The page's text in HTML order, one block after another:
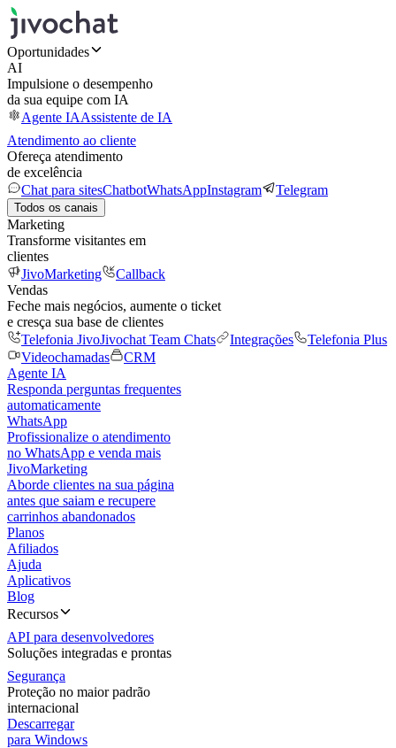
Oportunidades
AI
Impulsione o desempenho
da sua equipe com IA
Agente IAAssistente de IA
Atendimento ao cliente
Ofereça atendimento
de excelência
Chat para sitesChatbotWhatsAppInstagram Telegram
Todos os canais
Marketing
Transforme visitantes em
clientes
JivoMarketing
Callback
Vendas
Feche mais negócios, aumente o ticket
e cresça sua base de clientes
Telefonia JivoJivochat Team Chats Integrações
Telefonia Plus
Videochamadas
CRM
Agente IA
Responda perguntas frequentes
automaticamente
WhatsApp
Profissionalize o atendimento
no WhatsApp e venda mais
JivoMarketing
Aborde clientes na sua página
antes que saiam e recupere
carrinhos abandonados
Planos
Afiliados
Ajuda
Aplicativos
Blog
Recursos
API para desenvolvedores
Soluções integradas e prontas
Segurança
Proteção no maior padrão
internacional
Descarregar
para Windows